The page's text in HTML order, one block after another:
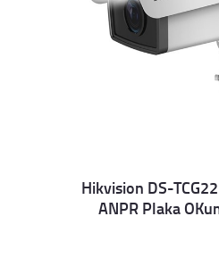
Details
Hikvision DS-
ANPR Plaka